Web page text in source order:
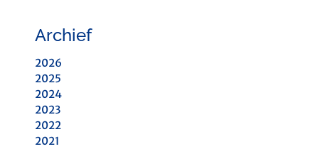
Archief
2026
2025
2024
2023
2022
2021